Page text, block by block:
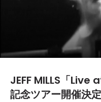
JEFF MILLS「
記念ツアー開催決定